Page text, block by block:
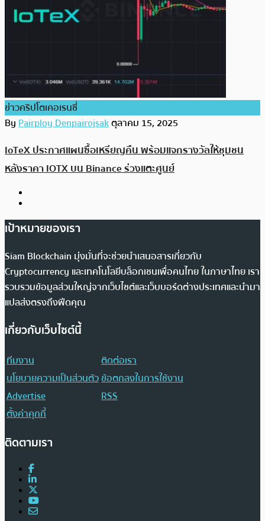
ข่าวคริปโตเคอเรนซี่
ByPairploy Denpairojsakตุลาคม 15, 2025
IoTeX ประกาศแผนซื้อเหรียญคืน พร้อมแจกรางวัลให้ชุมชน
หลังราคา IOTX บน Binance ร่วงแตะศูนย์
เป้าหมายของเรา
Siam Blockchain มุ่งมั่นที่จะช่วยนำเสนอสารเกี่ยวกับ
Cryptocurrency และเทคโนโลยีบล็อกเชนเพื่อคนไทย ในภาษาไทย เรา
รวบรวมข้อมูลส่วนใหญ่จากเว็บไซต์และเว็บบอร์ดต่างประเทศและนำมา
แปลส่งตรงถึงฟีดคุณ
เกี่ยวกับเว็บไซต์นี้
ทีมงาน
ติดต่อเรา
นโยบายความเป็นส่วนตัวข้อตกลงในการใช้งาน
Advertise
RSS
ตั้งค่าคุกกี้
ติดตามเรา